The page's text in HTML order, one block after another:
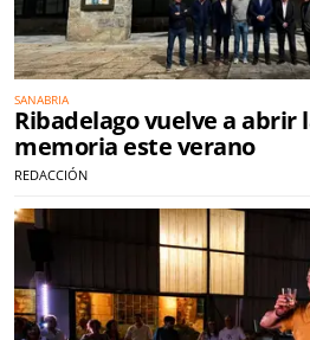
SANABRIA
Ribadelago vuelve a abrir
memoria este verano
REDACCIÓN